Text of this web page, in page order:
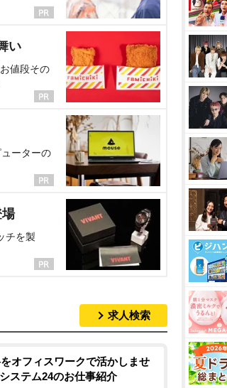
い
値段その
ーターの
チを製
求人検索
オフィスワークで活かしませ
ステム24のお仕事紹介